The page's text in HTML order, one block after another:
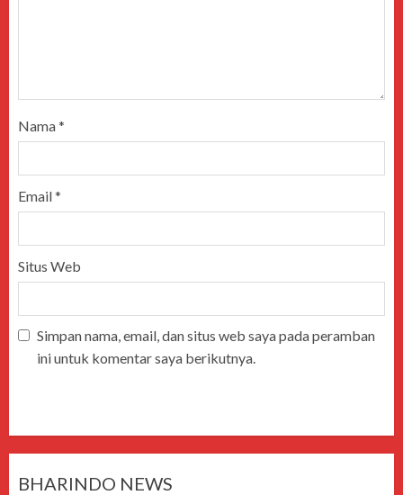
Nama*
Email*
Situs Web
Simpan nama, email, dan situs web saya pada peramban
ini untuk komentar saya berikutnya.
BHARINDO NEWS